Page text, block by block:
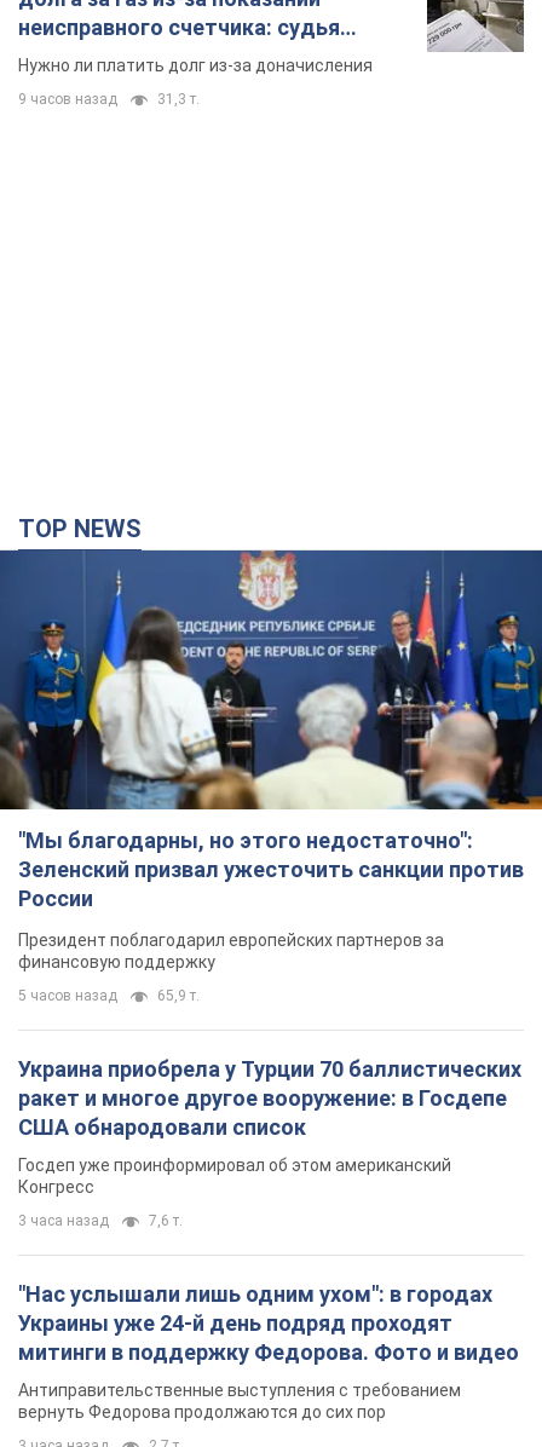
"Мы благодарны, но этого недостаточно":
Зеленский призвал ужесточить санкции против
Президент поблагодарил европейских партнеров за
финансовую поддержку
5 часов назад 65,9 т.
Украина приобрела у Турции 70 баллистических
ракет и многое другое вооружение: в Госдепе
США обнародовали список
Госдеп уже проинформировал об этом американский
Конгресс
3 часа назад
"Нас услышали лишь одним ухом": в городах
Украины уже 24-й день подряд проходят
митинги в поддержку Федорова. Фото и видео
Антиправительственные выступления с требованием
вернуть Федорова продолжаются до сих пор
3 часа назад 2,7 т.